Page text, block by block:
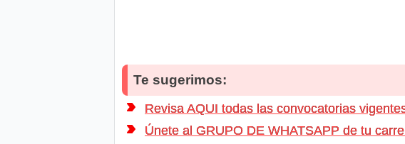
Te sugerimos:
Revisa AQUI todas las convocatorias
Únete al GRUPO DE WHATSAPP de tu